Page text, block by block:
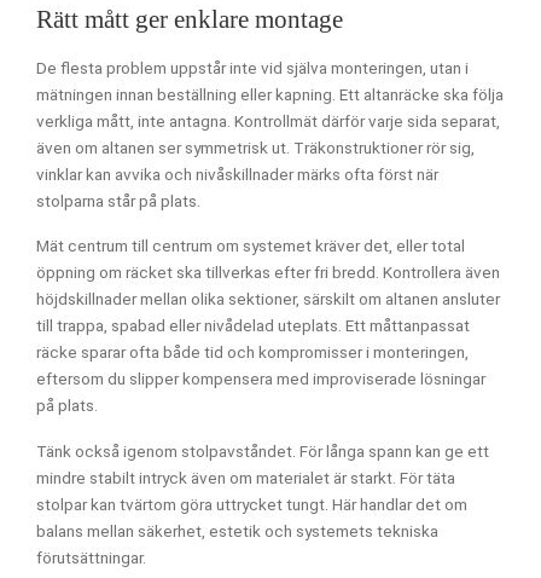
Rätt mått ger enklare montage
De flesta problem uppstår inte vid själva monteringen, utan i
mätningen innan beställning eller kapning. Ett altanräcke ska följa
verkliga mått, inte antagna. Kontrollmät därför varje sida separat,
även om altanen ser symmetrisk ut. Träkonstruktioner rör sig,
vinklar kan avvika och nivåskillnader märks ofta först när
stolparna står på plats.
Mät centrum till centrum om systemet kräver det, eller total
öppning om räcket ska tillverkas efter fri bredd. Kontrollera även
höjdskillnader mellan olika sektioner, särskilt om altanen ansluter
till trappa, spabad eller nivådelad uteplats. Ett måttanpassat
räcke sparar ofta både tid och kompromisser i monteringen,
eftersom du slipper kompensera med improviserade lösningar
på plats.
Tänk också igenom stolpavståndet. För långa spann kan ge ett
mindre stabilt intryck även om materialet är starkt. För täta
stolpar kan tvärtom göra uttrycket tungt. Här handlar det om
balans mellan säkerhet, estetik och systemets tekniska
förutsättningar.